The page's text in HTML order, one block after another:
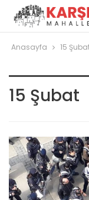
Anasayfa 15
15 Şubat